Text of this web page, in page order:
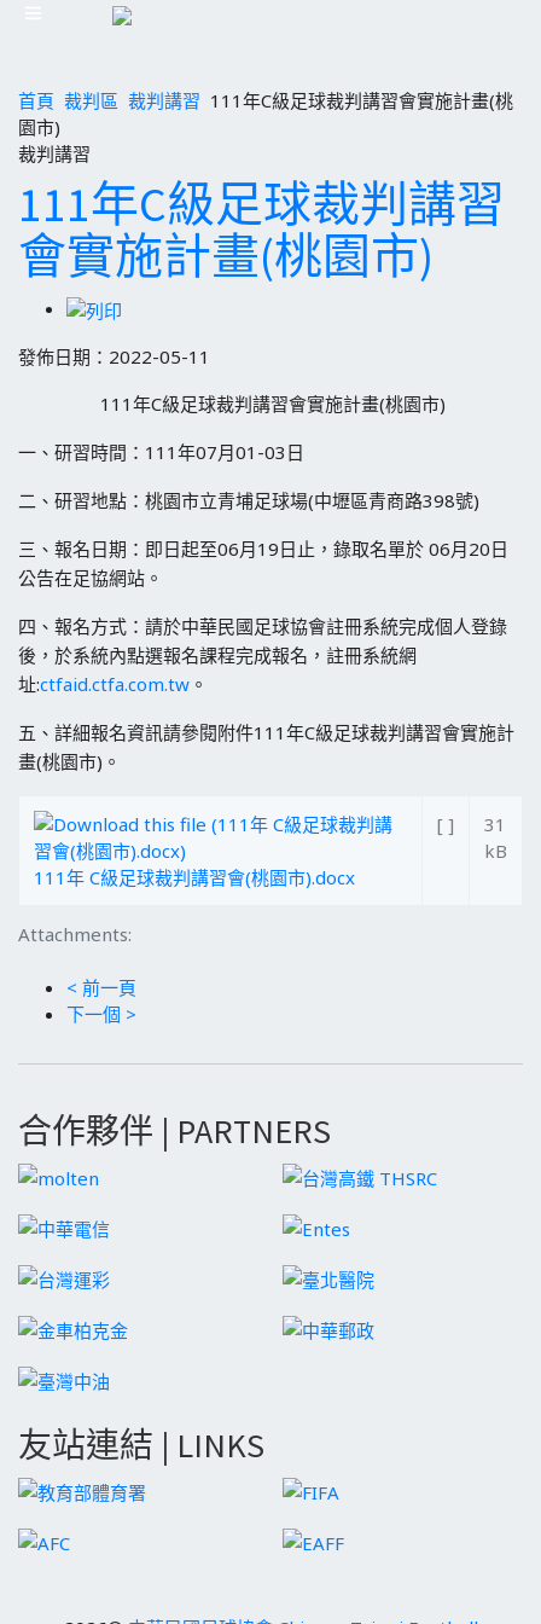
首頁 裁判區 裁判講習 111年C級足球裁判講習會實施計畫(桃
園市)
裁判講習
111年C級足球裁判講習
會實施計畫(桃園市)
發佈日期：2022-05-11
111年C級足球裁判講習會實施計畫(桃園市)
一、研習時間：111年07月01-03日
二、研習地點：桃園市立青埔足球場(中壢區青商路398號)
三、報名日期：即日起至06月19日止，錄取名單於 06月20日
公告在足協網站。
四、報名方式：請於中華民國足球協會註冊系統完成個人登錄
後，於系統內點選報名課程完成報名，註冊系統網
址:ctfaid.ctfa.com.tw 。
五、詳細報名資訊請參閱附件111年C級足球裁判講習會實施計
畫(桃園市)。
Attachments:
111年 C級足球裁判講習會(桃園市).docx
[ ]
31
kB
< 前一頁
下一個 >
合作夥伴 | PARTNERS
友站連結 | LINKS